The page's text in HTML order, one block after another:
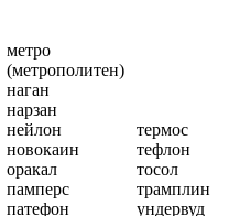
метро
(метрополитен)
наган
нарзан
нейлон
новокаин
оракал
памперс
патефон
термос
тефлон
тосол
трамплин
ундервуд